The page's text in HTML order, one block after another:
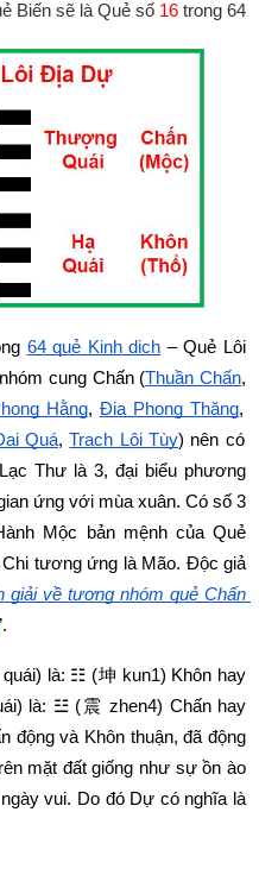
Biến sẽ là Quẻ số 16 trong 64
64 quẻ Kinh dịch – Quẻ Lôi
cung Chấn (Thuần Chấn,
Hằng, Địa Phong Thăng,
Quá, Trạch Lôi Tùy) nên có
Thư là 3, đại biểu phương
ứng với mùa xuân. Có số 3
Mộc bản mệnh của Quẻ
tương ứng là Mão. Độc giả
giải về tượng nhóm quẻ Chấn
là: ☷ (坤 kun1) Khôn hay
là: ☳ (震 zhen4) Chấn hay
động và Khôn thuận, đã động
mặt đất giống như sự ồn ào
vui. Do đó Dự có nghĩa là